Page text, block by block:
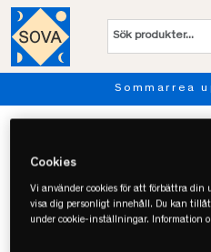
Sommarrea
Vi hittade inget
Cookies
Vi använder cookies för att förbättra din
visa dig personligt innehåll. Du kan
under cookie-inställningar. Information